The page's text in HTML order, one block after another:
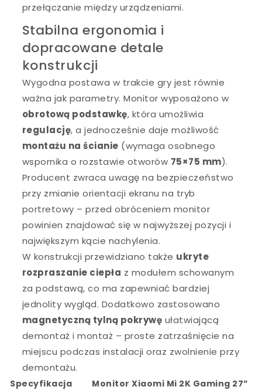
przełączanie między urządzeniami.
Stabilna ergonomia i
dopracowane detale
konstrukcji
Wygodna postawa w trakcie gry jest równie
ważna jak parametry. Monitor wyposażono w
obrotową podstawkę, która umożliwia
regulację, a jednocześnie daje możliwość
montażu na ścianie (wymaga osobnego
wspornika o rozstawie otworów 75×75 mm).
Producent zwraca uwagę na bezpieczeństwo
przy zmianie orientacji ekranu na tryb
portretowy – przed obróceniem monitor
powinien znajdować się w najwyższej pozycji i
największym kącie nachylenia.
W konstrukcji przewidziano także ukryte
rozpraszanie ciepła z modułem schowanym
za podstawą, co ma zapewniać bardziej
jednolity wygląd. Dodatkowo zastosowano
magnetyczną tylną pokrywę ułatwiającą
demontaż i montaż – proste zatrzaśnięcie na
miejscu podczas instalacji oraz zwolnienie przy
demontażu.
Specyfikacja
Monitor Xiaomi Mi 2K Gaming 27”